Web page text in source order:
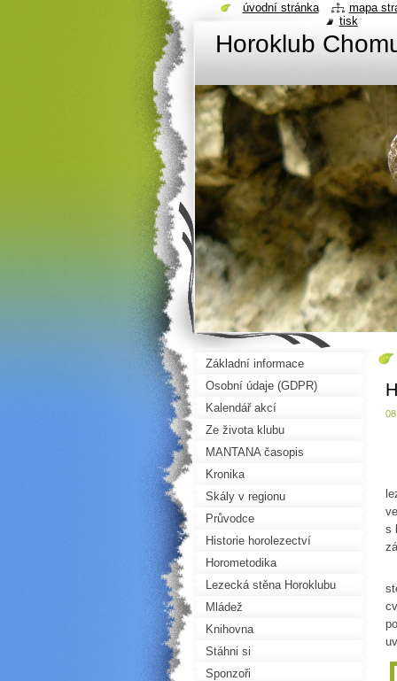
Horoklub
s
Základní informace
Osobní údaje (GDPR)
Kalendář akcí
Ze života klubu
MANTANA časopis
Kronika
Skály v regionu
Průvodce
Historie horolezectví
Horometodika
Lezecká stěna Horoklubu
Mládež
Knihovna
Stáhni si
Sponzoři
úvodní stránka
mapa
tisk